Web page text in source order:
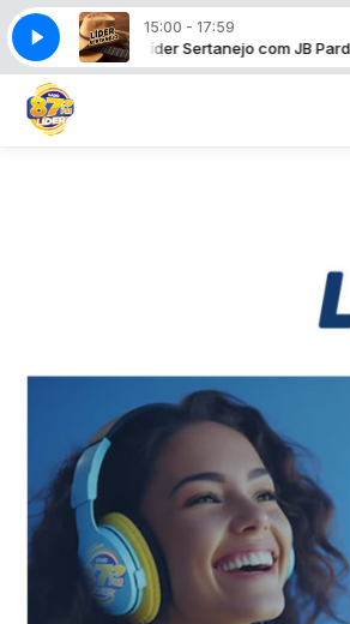
15:00 - 17:59
Pardinho Líder Sertanejo com JB Pardinho